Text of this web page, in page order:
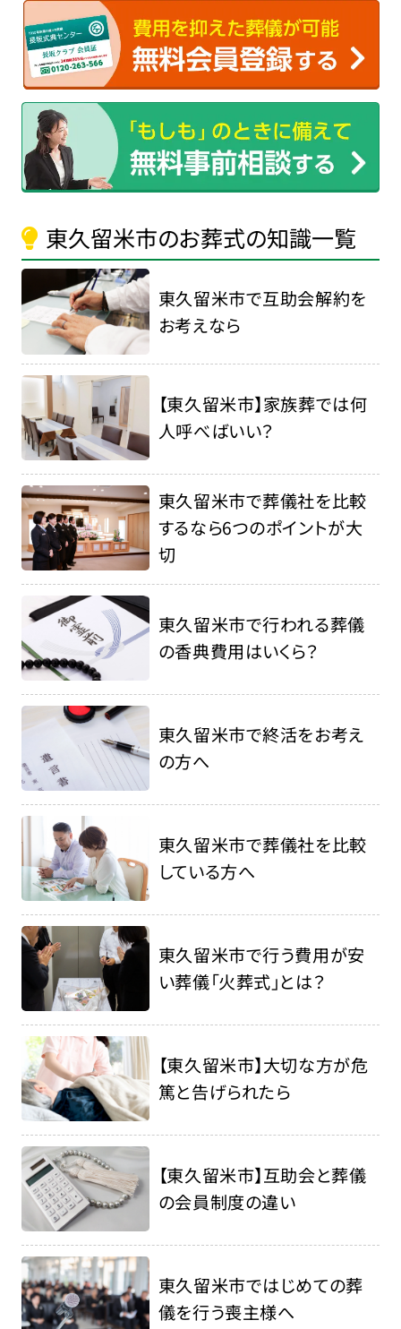
東久留米市のお葬式の知識一覧
東久留米市で互助会解約を
お考えなら
【東久留米市】家族葬では何
人呼べばいい？
東久留米市で葬儀社を比較
するなら6つのポイントが大
切
東久留米市で行われる葬儀
の香典費用はいくら？
東久留米市で終活をお考え
の方へ
東久留米市で葬儀社を比較
している方へ
東久留米市で行う費用が安
い葬儀「火葬式」とは？
【東久留米市】大切な方が危
篤と告げられたら
【東久留米市】互助会と葬儀
の会員制度の違い
東久留米市ではじめての葬
儀を行う喪主様へ